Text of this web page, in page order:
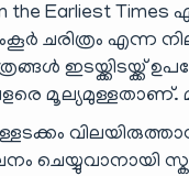
the Earliest
ചരിത്രം എന്ന
മൂല്യമുള്ളതാണ്.
ചെയ്യുവാനായി